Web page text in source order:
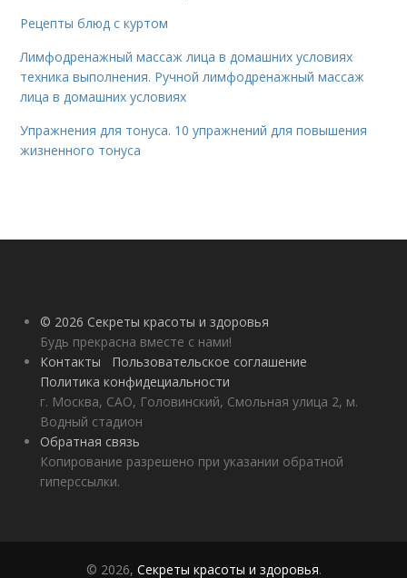
Рецепты блюд с куртом
Лимфодренажный массаж лица в домашних условиях
техника выполнения. Ручной лимфодренажный массаж
лица в домашних условиях
Упражнения для тонуса. 10 упражнений для повышения
жизненного тонуса
© 2026 Секреты красоты и здоровья
Будь прекрасна вместе с нами!
Контакты
Пользовательское соглашение
Политика конфидециальности
г. Москва, САО, Головинский, Смольная улица 2, м.
Водный стадион
Обратная связь
Копирование разрешено при указании обратной
гиперссылки.
© 2026, Секреты красоты и здоровья.